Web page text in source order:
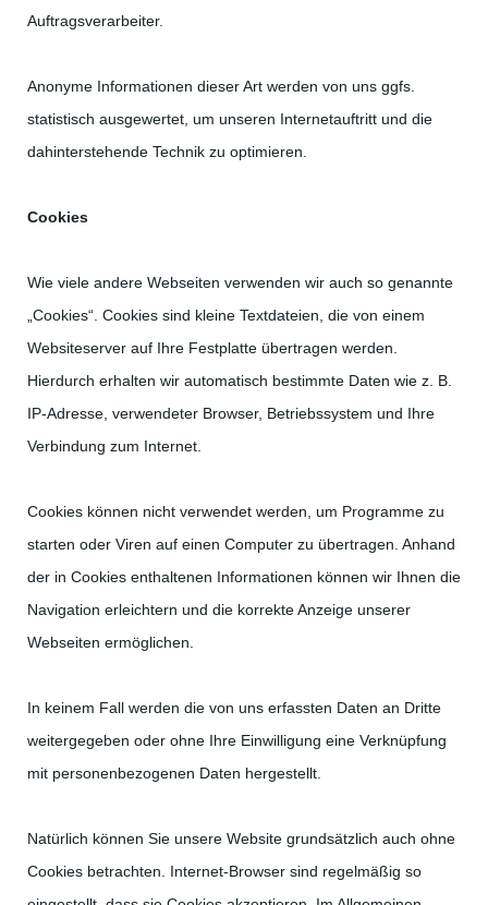
Auftragsverarbeiter.
Anonyme Informationen dieser Art werden von uns ggfs.
statistisch ausgewertet, um unseren Internetauftritt und die
dahinterstehende Technik zu optimieren.
Cookies
Wie viele andere Webseiten verwenden wir auch so genannte
„Cookies“. Cookies sind kleine Textdateien, die von einem
Websiteserver auf Ihre Festplatte übertragen werden.
Hierdurch erhalten wir automatisch bestimmte Daten wie z. B.
IP-Adresse, verwendeter Browser, Betriebssystem und Ihre
Verbindung zum Internet.
Cookies können nicht verwendet werden, um Programme zu
starten oder Viren auf einen Computer zu übertragen. Anhand
der in Cookies enthaltenen Informationen können wir Ihnen die
Navigation erleichtern und die korrekte Anzeige unserer
Webseiten ermöglichen.
In keinem Fall werden die von uns erfassten Daten an Dritte
weitergegeben oder ohne Ihre Einwilligung eine Verknüpfung
mit personenbezogenen Daten hergestellt.
Natürlich können Sie unsere Website grundsätzlich auch ohne
Cookies betrachten. Internet-Browser sind regelmäßig so